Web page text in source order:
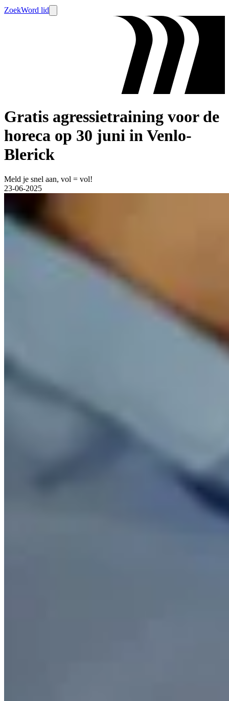
ZoekWord lid
Gratis agressietraining voor de
horeca op 30 juni in Venlo-
Blerick
Meld je snel aan, vol = vol!
23-06-2025